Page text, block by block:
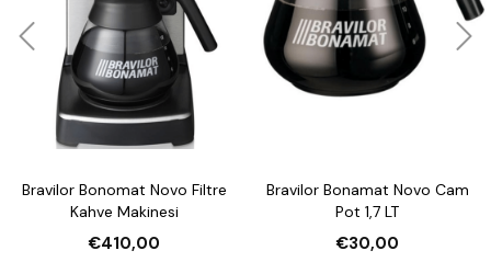
Bravilor Bonomat Novo Filtre
Kahve Makinesi
€410,00
Bravilor Bonamat Novo Cam
Pot 1,7 LT
€30,00